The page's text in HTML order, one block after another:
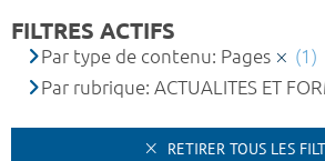
FILTRES ACTIFS
Par type de contenu: Pages
(1)
Par rubrique: ACTUALITES ET
RETIRER TOUS LES